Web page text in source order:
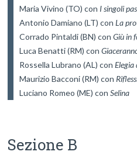
Maria Vivino (TO) con I singoli
Antonio Damiano (LT) con La
Corrado Pintaldi (BN) con Giù in
Luca Benatti (RM) con
Rossella Lubrano (AL) con
Maurizio Bacconi (RM) con
Luciano Romeo (ME) con Selina
Sezione B